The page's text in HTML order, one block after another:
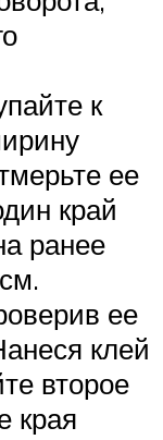
к
ее
край
ранее
ее
клей
второе
края